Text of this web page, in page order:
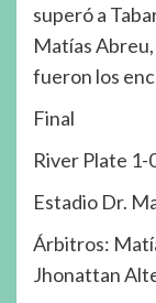
superó a
Matías
fueron los
Final
River Plate 1-
Estadio Dr.
Árbitros:
Jhonattan